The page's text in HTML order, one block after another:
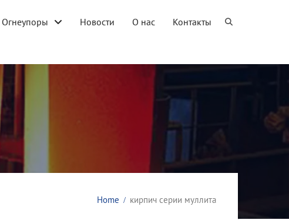
Огнеупоры Новости О нас Контакты
Home кирпич серии муллита